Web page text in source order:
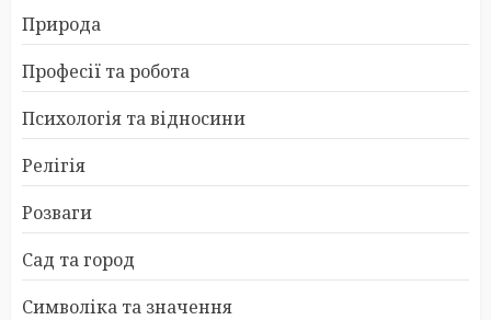
Природа
Професії та робота
Психологія та відносини
Релігія
Розваги
Сад та город
Символіка та значення